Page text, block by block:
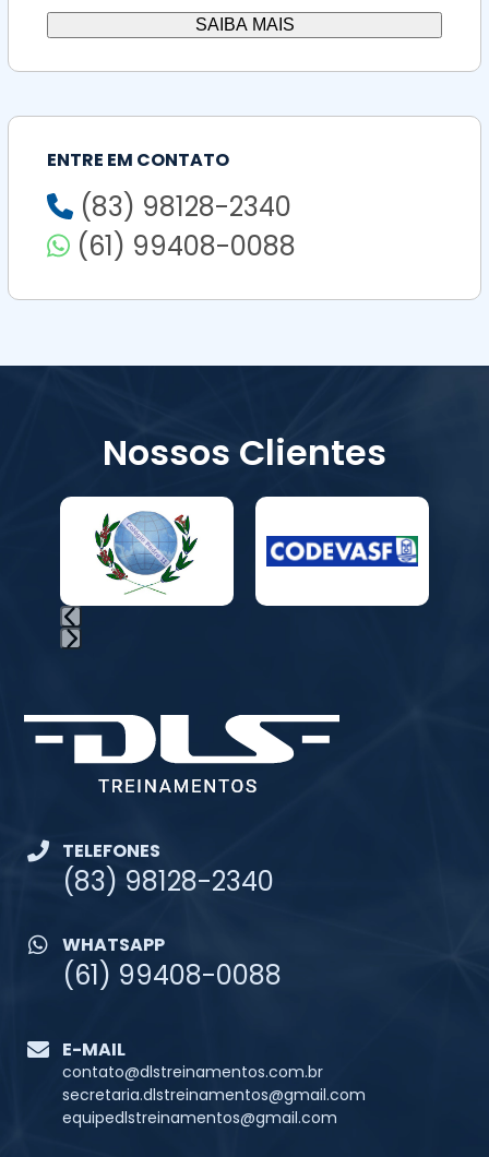
ENTRE EM CONTATO
(83) 98128-2340
(61) 99408-0088
Nossos Clientes
TELEFONES
(83) 98128-2340
WHATSAPP
(61) 99408-0088
E-MAIL
contato@dlstreinamentos.com.br
secretaria.dlstreinamentos@gmail.com
equipedlstreinamentos@gmail.com